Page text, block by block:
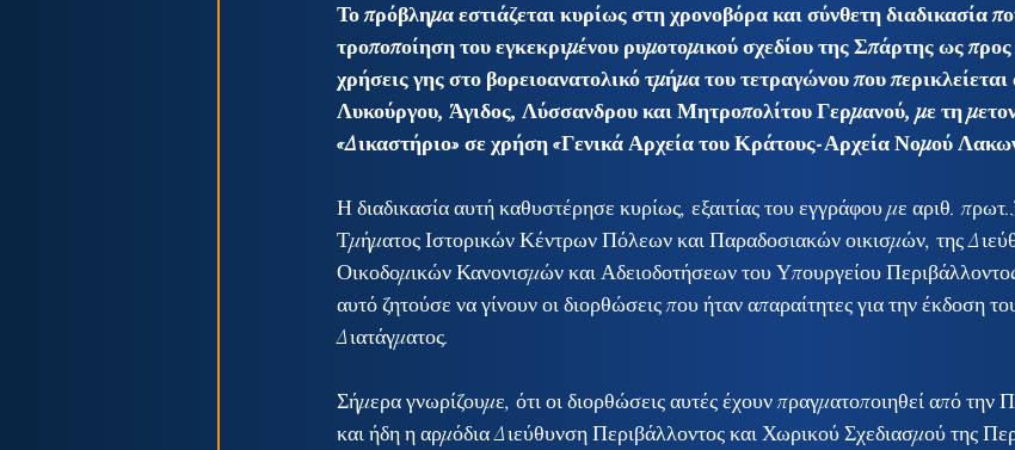
Το πρόβλημα εστιάζεται κυρίως στη χρονοβόρα και σύνθετη διαδικασία
τροποποίηση του εγκεκριμένου ρυμοτομικού σχεδίου της Σπάρτης ως προς
χρήσεις γης στο βορειοανατολικό τμήμα του τετραγώνου που περικλείεται
Λυκούργου, Άγιδος, Λύσσανδρου και Μητροπολίτου Γερμανού, με τη
«Δικαστήριο» σε χρήση «Γενικά Αρχεία του Κράτους-Αρχεία Νομού
Η διαδικασία αυτή καθυστέρησε κυρίως, εξαιτίας του εγγράφου με αριθ.
Τμήματος Ιστορικών Κέντρων Πόλεων και Παραδοσιακών οικισμών, της
Οικοδομικών Κανονισμών και Αδειοδοτήσεων του Υπουργείου
αυτό ζητούσε να γίνουν οι διορθώσεις που ήταν απαραίτητες για την έκδοση
Διατάγματος.
Σήμερα γνωρίζουμε, ότι οι διορθώσεις αυτές έχουν πραγματοποιηθεί από την
και ήδη η αρμόδια Διεύθυνση Περιβάλλοντος και Χωρικού Σχεδιασμού της